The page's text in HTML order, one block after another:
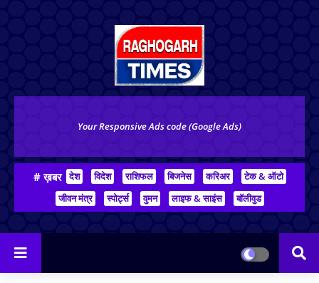
Your Responsive Ads code (Google Ads)
# ख़बर देश विदेश राशिफल बिजनेस करिअर
टेक & ऑटो
जीवन मंत्र
स्पोर्ट्स वुमन लाइफ & साइंस बॉलीवुड